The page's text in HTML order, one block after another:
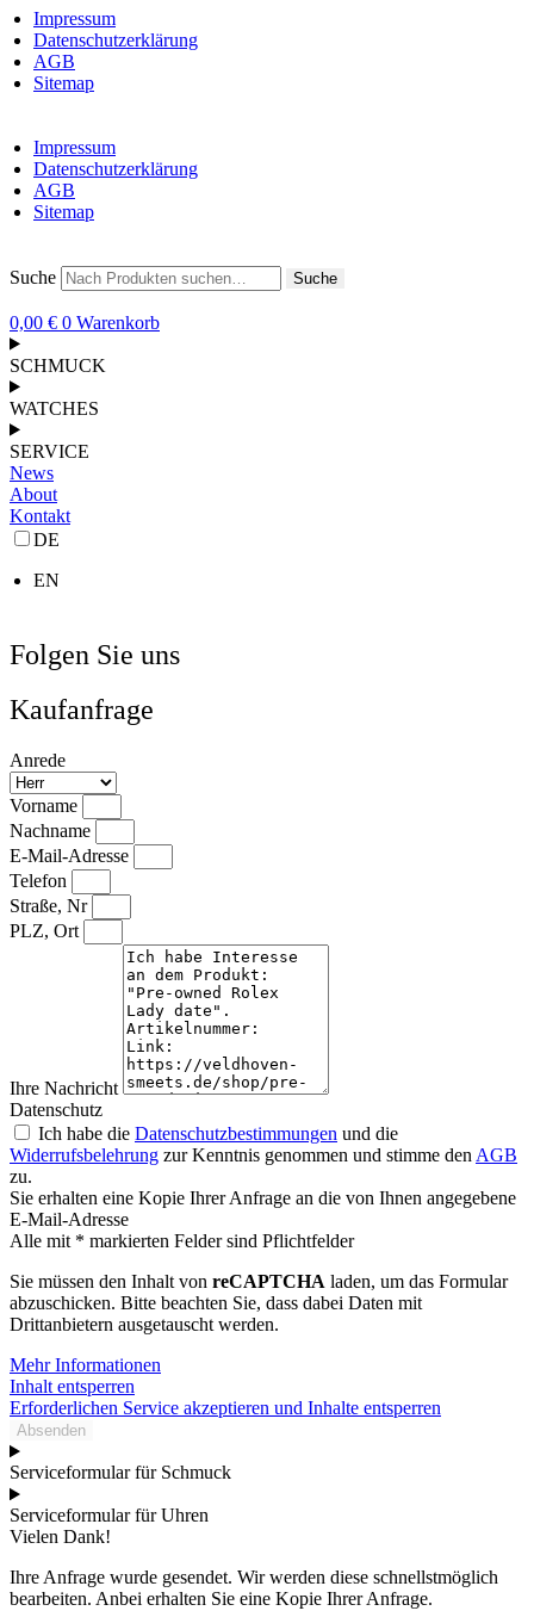
Impressum
Datenschutzerklärung
AGB
Sitemap
Impressum
Datenschutzerklärung
AGB
Sitemap
Suche Suche
0,00 € 0 Warenkorb
SCHMUCK
WATCHES
SERVICE
News
About
Kontakt
DE
EN
Folgen Sie uns
Kaufanfrage
Anrede
Vorname
Nachname
E-Mail-Adresse
Telefon
Straße, Nr
PLZ, Ort
Ihre Nachricht
Datenschutz
Ich habe die Datenschutzbestimmungen und die
Widerrufsbelehrung zur Kenntnis genommen und stimme den AGB
zu.
Sie erhalten eine Kopie Ihrer Anfrage an die von Ihnen angegebene
E-Mail-Adresse
Alle mit * markierten Felder sind Pflichtfelder
Sie müssen den Inhalt von reCAPTCHA laden, um das Formular
abzuschicken. Bitte beachten Sie, dass dabei Daten mit
Drittanbietern ausgetauscht werden.
Mehr Informationen
Inhalt entsperren
Erforderlichen Service akzeptieren und Inhalte entsperren
Absenden
Serviceformular für Schmuck
Serviceformular für Uhren
Vielen Dank!
Ihre Anfrage wurde gesendet. Wir werden diese schnellstmöglich
bearbeiten. Anbei erhalten Sie eine Kopie Ihrer Anfrage.